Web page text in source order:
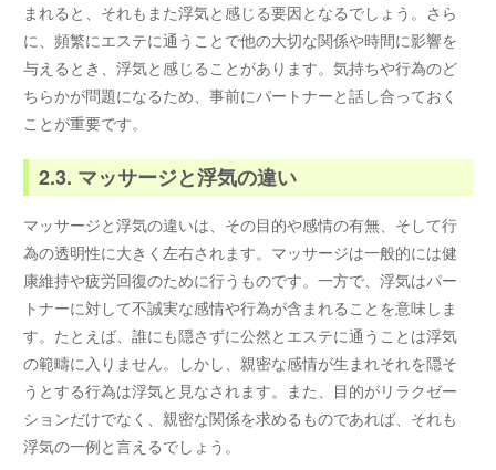
まれると、それもまた浮気と感じる要因となるでしょう。さら
に、頻繁にエステに通うことで他の大切な関係や時間に影響を
与えるとき、浮気と感じることがあります。気持ちや行為のど
ちらかが問題になるため、事前にパートナーと話し合っておく
ことが重要です。
2.3. マッサージと浮気の違い
マッサージと浮気の違いは、その目的や感情の有無、そして行
為の透明性に大きく左右されます。マッサージは一般的には健
康維持や疲労回復のために行うものです。一方で、浮気はパー
トナーに対して不誠実な感情や行為が含まれることを意味しま
す。たとえば、誰にも隠さずに公然とエステに通うことは浮気
の範疇に入りません。しかし、親密な感情が生まれそれを隠そ
うとする行為は浮気と見なされます。また、目的がリラクゼー
ションだけでなく、親密な関係を求めるものであれば、それも
浮気の一例と言えるでしょう。